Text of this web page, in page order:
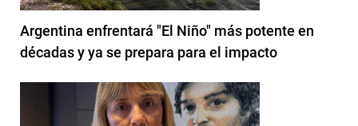
Argentina enfrentará "El Niño" más potente en
décadas y ya se prepara para el impacto